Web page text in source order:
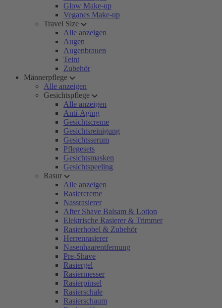
Glow Make-up
Veganes Make-up
Travel Size
Alle anzeigen
Augen
Augenbrauen
Teint
Zubehör
Männerpflege
Alle anzeigen
Gesichtspflege
Alle anzeigen
Anti-Aging
Gesichtscreme
Gesichtsreinigung
Gesichtsserum
Pflegesets
Gesichtsmasken
Gesichtspeeling
Rasur
Alle anzeigen
Rasiercreme
Nassrasierer
After Shave Balsam & Lotion
Elektrische Rasierer & Trimmer
Rasierhobel & Zubehör
Herrenrasierer
Nasenhaarentfernung
Pre-Shave
Rasiergel
Rasiermesser
Rasierpinsel
Rasierschale
Rasierschaum